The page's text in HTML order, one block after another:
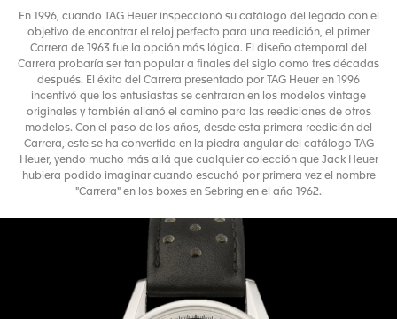
En 1996, cuando TAG Heuer inspeccionó su catálogo del legado con el
objetivo de encontrar el reloj perfecto para una reedición, el primer
Carrera de 1963 fue la opción más lógica. El diseño atemporal del
Carrera probaría ser tan popular a finales del siglo como tres décadas
después. El éxito del Carrera presentado por TAG Heuer en 1996
incentivó que los entusiastas se centraran en los modelos vintage
originales y también allanó el camino para las reediciones de otros
modelos. Con el paso de los años, desde esta primera reedición del
Carrera, este se ha convertido en la piedra angular del catálogo TAG
Heuer, yendo mucho más allá que cualquier colección que Jack Heuer
hubiera podido imaginar cuando escuchó por primera vez el nombre
"Carrera" en los boxes en Sebring en el año 1962.